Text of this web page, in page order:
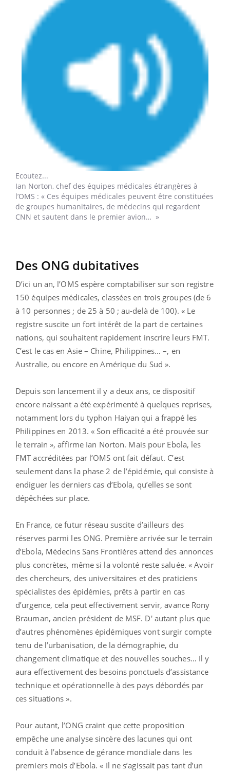
Ecoutez...
Ian Norton, chef des équipes médicales étrangères à
l’OMS : « Ces équipes médicales peuvent être constituées
de groupes humanitaires, de médecins qui regardent
CNN et sautent dans le premier avion… »
Des ONG dubitatives
D’ici un an, l’OMS espère comptabiliser sur son registre
150 équipes médicales, classées en trois groupes (de 6
à 10 personnes ; de 25 à 50 ; au-delà de 100). « Le
registre suscite un fort intérêt de la part de certaines
nations, qui souhaitent rapidement inscrire leurs FMT.
C’est le cas en Asie – Chine, Philippines… –, en
Australie, ou encore en Amérique du Sud ».
Depuis son lancement il y a deux ans, ce dispositif
encore naissant a été expérimenté à quelques reprises,
notamment lors du typhon Haiyan qui a frappé les
Philippines en 2013. « Son efficacité a été prouvée sur
le terrain », affirme Ian Norton. Mais pour Ebola, les
FMT accréditées par l’OMS ont fait défaut. C’est
seulement dans la phase 2 de l’épidémie, qui consiste à
endiguer les derniers cas d’Ebola, qu’elles se sont
dépêchées sur place.
En France, ce futur réseau suscite d’ailleurs des
réserves parmi les ONG. Première arrivée sur le terrain
d’Ebola, Médecins Sans Frontières attend des annonces
plus concrètes, même si la volonté reste saluée. « Avoir
des chercheurs, des universitaires et des praticiens
spécialistes des épidémies, prêts à partir en cas
d’urgence, cela peut effectivement servir, avance Rony
Brauman, ancien président de MSF. D' autant plus que
d’autres phénomènes épidémiques vont surgir compte
tenu de l’urbanisation, de la démographie, du
changement climatique et des nouvelles souches… Il y
aura effectivement des besoins ponctuels d’assistance
technique et opérationnelle à des pays débordés par
ces situations ».
Pour autant, l’ONG craint que cette proposition
empêche une analyse sincère des lacunes qui ont
conduit à l’absence de gérance mondiale dans les
premiers mois d’Ebola. « Il ne s’agissait pas tant d’un